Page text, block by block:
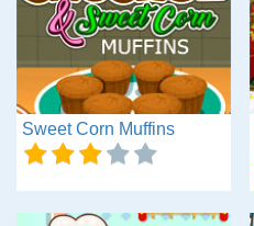
Sweet Corn Muffins